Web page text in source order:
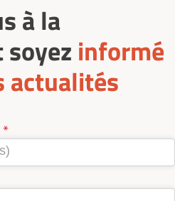
à la
soyez informé
actualités